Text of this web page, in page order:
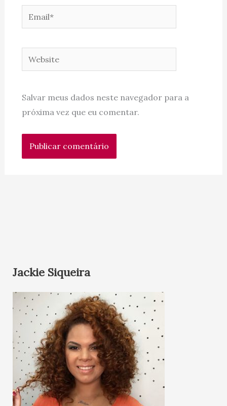
Email*
Website
Salvar meus dados neste navegador para a
próxima vez que eu comentar.
Jackie Siqueira